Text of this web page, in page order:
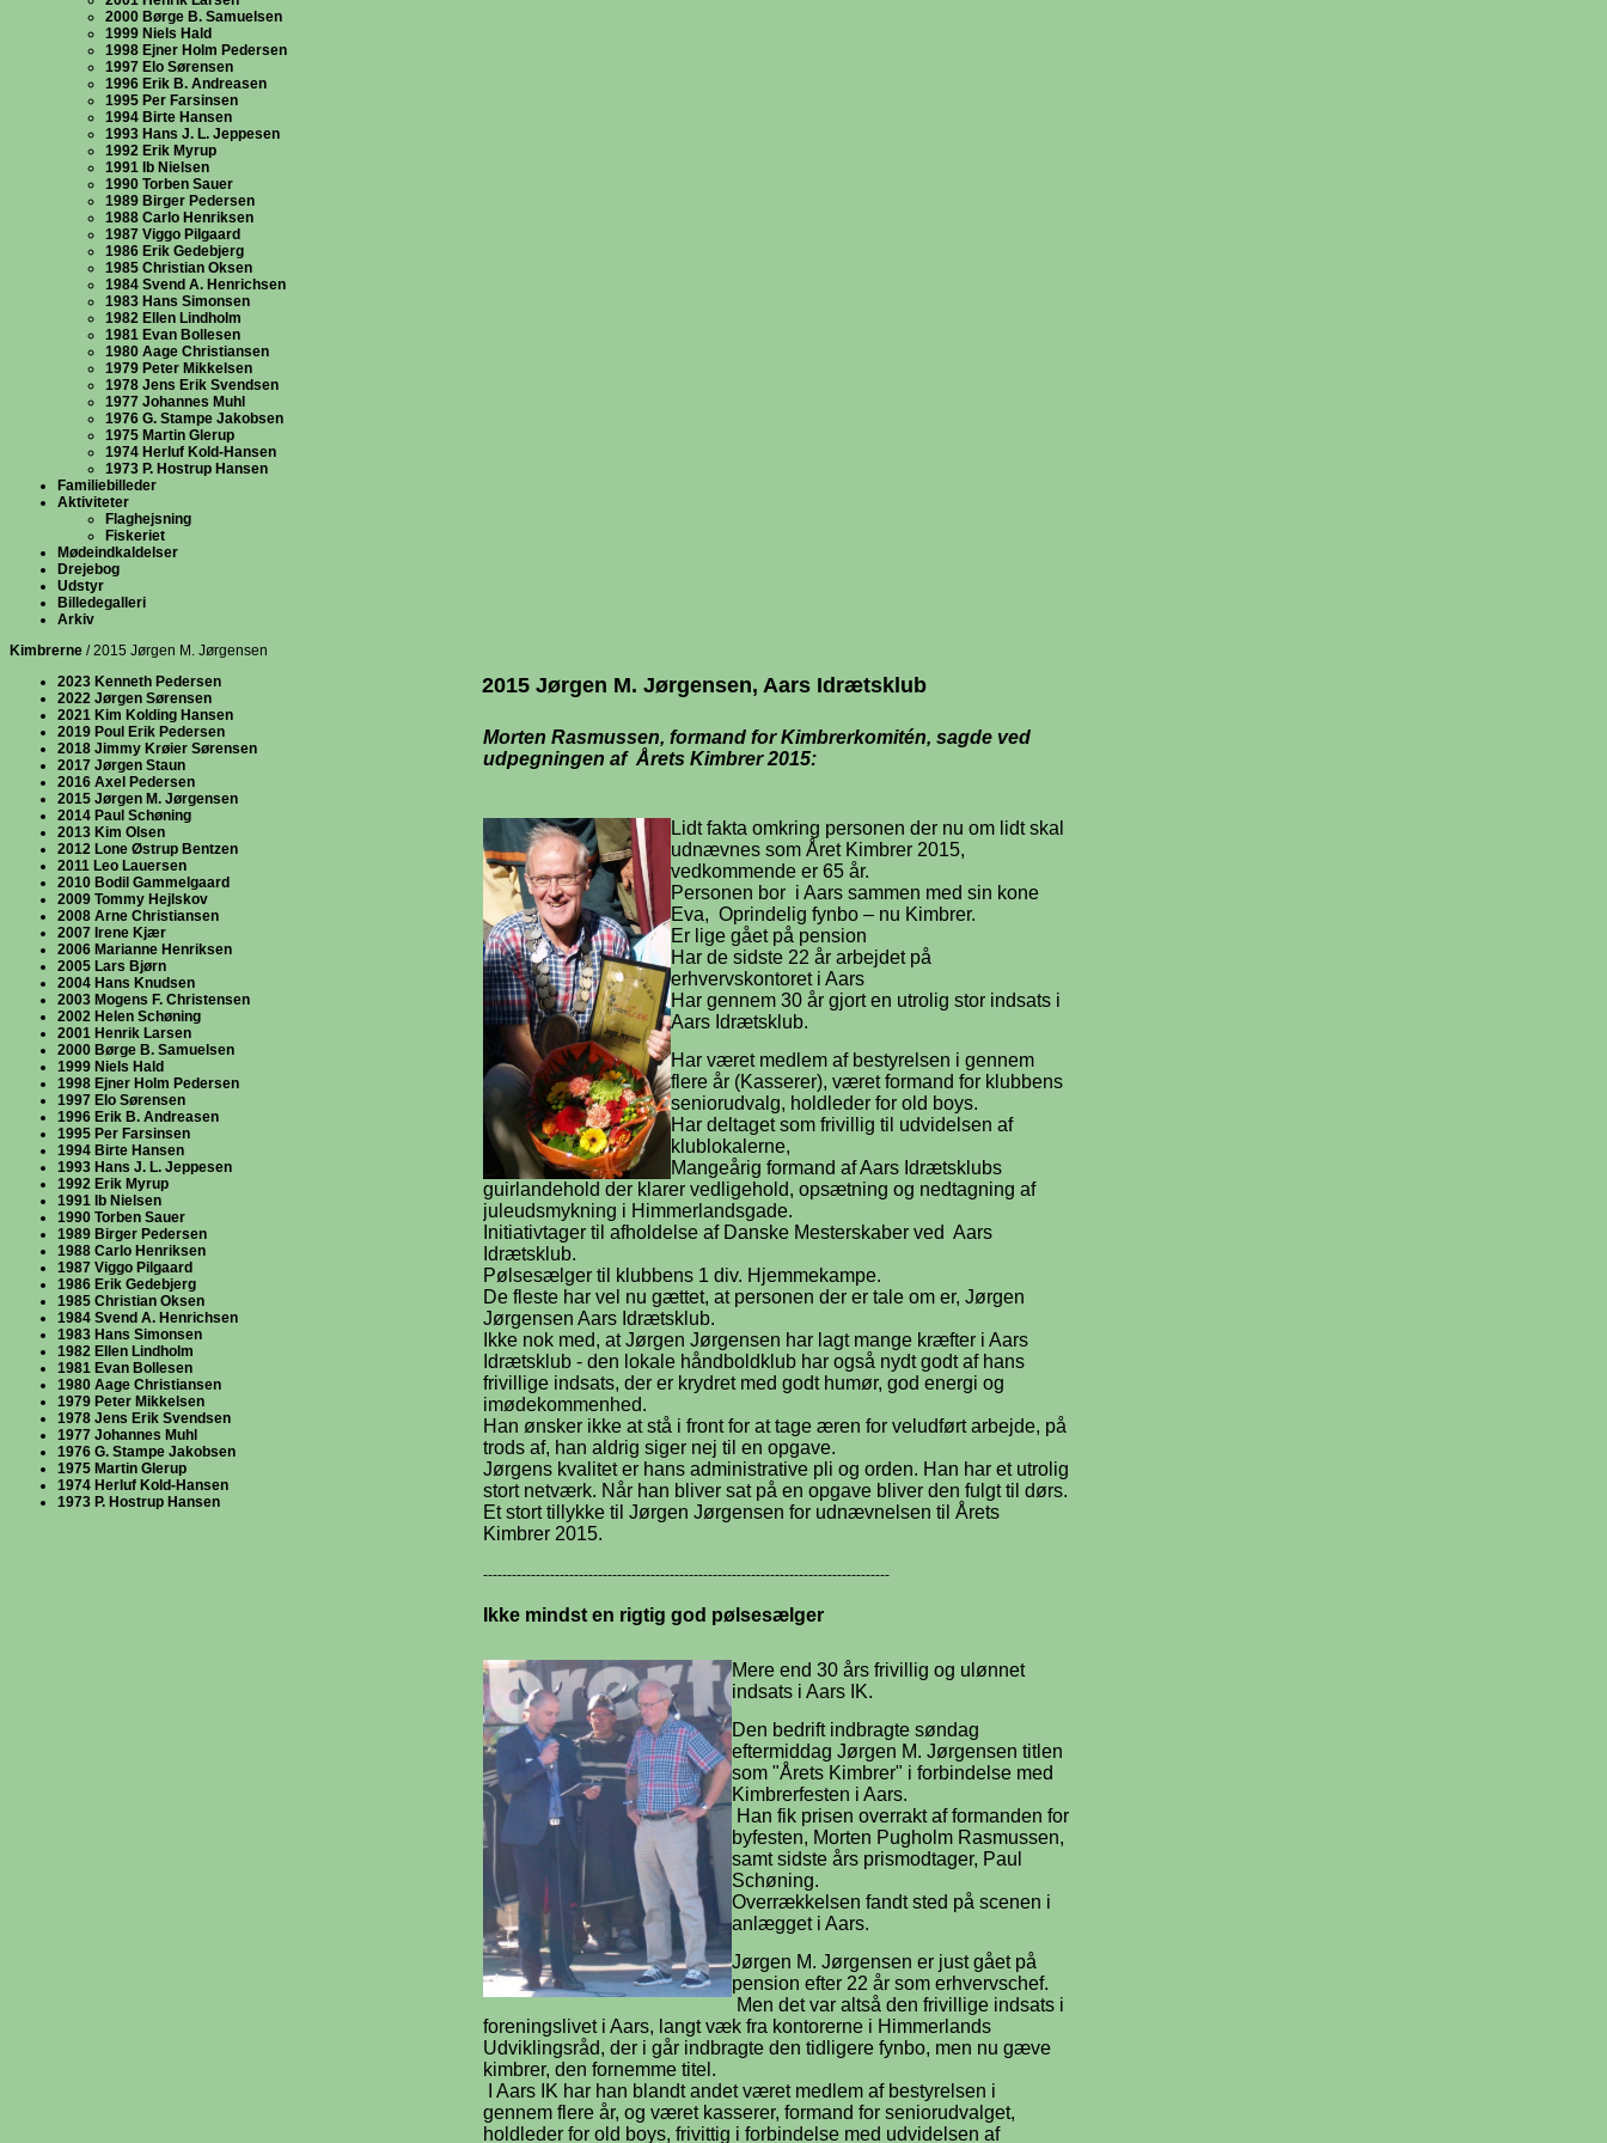
2000 Børge B. Samuelsen
1999 Niels Hald
1998 Ejner Holm Pedersen
1997 Elo Sørensen
1996 Erik B. Andreasen
1995 Per Farsinsen
1994 Birte Hansen
1993 Hans J. L. Jeppesen
1992 Erik Myrup
1991 Ib Nielsen
1990 Torben Sauer
1989 Birger Pedersen
1988 Carlo Henriksen
1987 Viggo Pilgaard
1986 Erik Gedebjerg
1985 Christian Oksen
1984 Svend A. Henrichsen
1983 Hans Simonsen
1982 Ellen Lindholm
1981 Evan Bollesen
1980 Aage Christiansen
1979 Peter Mikkelsen
1978 Jens Erik Svendsen
1977 Johannes Muhl
1976 G. Stampe Jakobsen
1975 Martin Glerup
1974 Herluf Kold-Hansen
1973 P. Hostrup Hansen
Familiebilleder
Aktiviteter
Flaghejsning
Fiskeriet
Mødeindkaldelser
Drejebog
Udstyr
Billedegalleri
Arkiv
Kimbrerne / 2015 Jørgen M. Jørgensen
2023 Kenneth Pedersen
2022 Jørgen Sørensen
2021 Kim Kolding Hansen
2019 Poul Erik Pedersen
2018 Jimmy Krøier Sørensen
2017 Jørgen Staun
2016 Axel Pedersen
2015 Jørgen M. Jørgensen
2014 Paul Schøning
2013 Kim Olsen
2012 Lone Østrup Bentzen
2011 Leo Lauersen
2010 Bodil Gammelgaard
2009 Tommy Hejlskov
2008 Arne Christiansen
2007 Irene Kjær
2006 Marianne Henriksen
2005 Lars Bjørn
2004 Hans Knudsen
2003 Mogens F. Christensen
2002 Helen Schøning
2001 Henrik Larsen
2000 Børge B. Samuelsen
1999 Niels Hald
1998 Ejner Holm Pedersen
1997 Elo Sørensen
1996 Erik B. Andreasen
1995 Per Farsinsen
1994 Birte Hansen
1993 Hans J. L. Jeppesen
1992 Erik Myrup
1991 Ib Nielsen
1990 Torben Sauer
1989 Birger Pedersen
1988 Carlo Henriksen
1987 Viggo Pilgaard
1986 Erik Gedebjerg
1985 Christian Oksen
1984 Svend A. Henrichsen
1983 Hans Simonsen
1982 Ellen Lindholm
1981 Evan Bollesen
1980 Aage Christiansen
1979 Peter Mikkelsen
1978 Jens Erik Svendsen
1977 Johannes Muhl
1976 G. Stampe Jakobsen
1975 Martin Glerup
1974 Herluf Kold-Hansen
1973 P. Hostrup Hansen
2015 Jørgen M. Jørgensen, Aars Idrætsklub
Morten Rasmussen, formand for Kimbrerkomitén, sagde ved
udpegningen af Årets Kimbrer 2015:
Lidt fakta omkring personen der nu om lidt skal
udnævnes som Året Kimbrer 2015,
vedkommende er 65 år.
Personen bor i Aars sammen med sin kone
Eva, Oprindelig fynbo – nu Kimbrer.
Er lige gået på pension
Har de sidste 22 år arbejdet på
erhvervskontoret i Aars
Har gennem 30 år gjort en utrolig stor indsats i
Aars Idrætsklub.
Har været medlem af bestyrelsen i gennem
flere år (Kasserer), været formand for klubbens
seniorudvalg, holdleder for old boys.
Har deltaget som frivillig til udvidelsen af
klublokalerne,
Mangeårig formand af Aars Idrætsklubs
guirlandehold der klarer vedligehold, opsætning og nedtagning af
juleudsmykning i Himmerlandsgade.
Initiativtager til afholdelse af Danske Mesterskaber ved Aars
Idrætsklub.
Pølsesælger til klubbens 1 div. Hjemmekampe.
De fleste har vel nu gættet, at personen der er tale om er, Jørgen
Jørgensen Aars Idrætsklub.
Ikke nok med, at Jørgen Jørgensen har lagt mange kræfter i Aars
Idrætsklub - den lokale håndboldklub har også nydt godt af hans
frivillige indsats, der er krydret med godt humør, god energi og
imødekommenhed.
Han ønsker ikke at stå i front for at tage æren for veludført arbejde, på
trods af, han aldrig siger nej til en opgave.
Jørgens kvalitet er hans administrative pli og orden. Han har et utrolig
stort netværk. Når han bliver sat på en opgave bliver den fulgt til dørs.
Et stort tillykke til Jørgen Jørgensen for udnævnelsen til Årets
Kimbrer 2015.
-------------------------------------------------------------------------------------
Ikke mindst en rigtig god pølsesælger
Mere end 30 års frivillig og ulønnet
indsats i Aars IK.
Den bedrift indbragte søndag
eftermiddag Jørgen M. Jørgensen titlen
som "Årets Kimbrer" i forbindelse med
Kimbrerfesten i Aars.
Han fik prisen overrakt af formanden for
byfesten, Morten Pugholm Rasmussen,
samt sidste års prismodtager, Paul
Schøning.
Overrækkelsen fandt sted på scenen i
anlægget i Aars.
Jørgen M. Jørgensen er just gået på
pension efter 22 år som erhvervschef.
Men det var altså den frivillige indsats i
foreningslivet i Aars, langt væk fra kontorerne i Himmerlands
Udviklingsråd, der i går indbragte den tidligere fynbo, men nu gæve
kimbrer, den fornemme titel.
I Aars IK har han blandt andet været medlem af bestyrelsen i
gennem flere år, og været kasserer, formand for seniorudvalget,
holdleder for old boys, frivittig i forbindelse med udvidelsen af